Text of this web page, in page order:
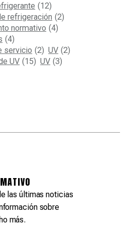
(12)
refrigeración (2)
normativo (4)
(4)
servicio (2) UV (2)
UV (15) UV (3)
las últimas noticias
sobre
más.